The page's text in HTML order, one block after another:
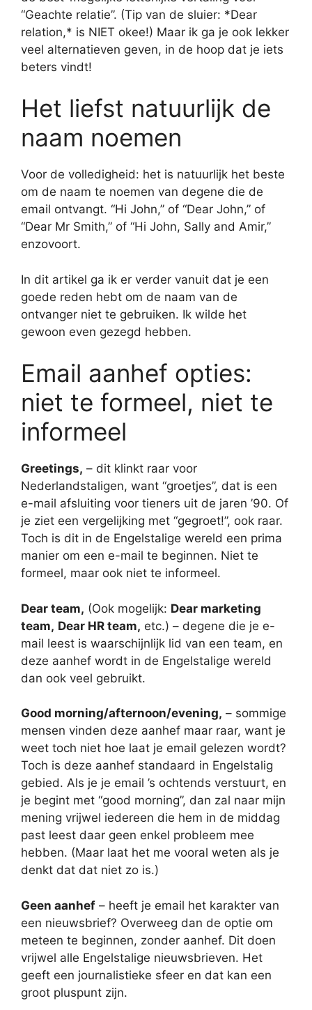
“Geachte relatie”. (Tip van de sluier: *Dear
relation,* is NIET okee!) Maar ik ga je ook lekker
veel alternatieven geven, in de hoop dat je iets
beters vindt!
Het liefst natuurlijk de
naam noemen
Voor de volledigheid: het is natuurlijk het beste
om de naam te noemen van degene die de
email ontvangt. “Hi John,” of “Dear John,” of
“Dear Mr Smith,” of “Hi John, Sally and Amir,”
enzovoort.
In dit artikel ga ik er verder vanuit dat je een
goede reden hebt om de naam van de
ontvanger niet te gebruiken. Ik wilde het
gewoon even gezegd hebben.
Email aanhef opties:
niet te formeel, niet te
informeel
Greetings, – dit klinkt raar voor
Nederlandstaligen, want “groetjes”, dat is een
e-mail afsluiting voor tieners uit de jaren ’90. Of
je ziet een vergelijking met “gegroet!”, ook raar.
Toch is dit in de Engelstalige wereld een prima
manier om een e-mail te beginnen. Niet te
formeel, maar ook niet te informeel.
Dear team, (Ook mogelijk: Dear marketing
team, Dear HR team, etc.) – degene die je e-
mail leest is waarschijnlijk lid van een team, en
deze aanhef wordt in de Engelstalige wereld
dan ook veel gebruikt.
Good morning/afternoon/evening, – sommige
mensen vinden deze aanhef maar raar, want je
weet toch niet hoe laat je email gelezen wordt?
Toch is deze aanhef standaard in Engelstalig
gebied. Als je je email ’s ochtends verstuurt, en
je begint met “good morning”, dan zal naar mijn
mening vrijwel iedereen die hem in de middag
past leest daar geen enkel probleem mee
hebben. (Maar laat het me vooral weten als je
denkt dat dat niet zo is.)
Geen aanhef – heeft je email het karakter van
een nieuwsbrief? Overweeg dan de optie om
meteen te beginnen, zonder aanhef. Dit doen
vrijwel alle Engelstalige nieuwsbrieven. Het
geeft een journalistieke sfeer en dat kan een
groot pluspunt zijn.